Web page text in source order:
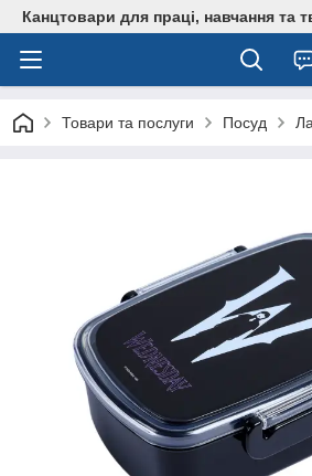
Канцтовари для працi, навчання та
Товари та послуги Посуд